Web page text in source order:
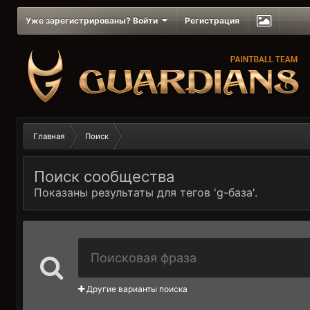
Уже зарегистрированы? Войти Регистрация
Главная Поиск
Поиск сообщества
Показаны результаты для тегов 'g-база'.
Другие варианты поиска